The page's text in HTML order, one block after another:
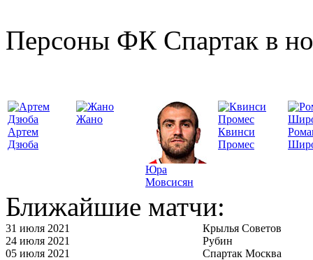
Персоны ФК Спартак в
Артем
Дзюба
Жано
Юра
Мовсисян
Квинси
Промес
Ближайшие матчи:
31 июля 2021
Крылья Советов
24 июля 2021
Рубин
05 июля 2021
Спартак Москва